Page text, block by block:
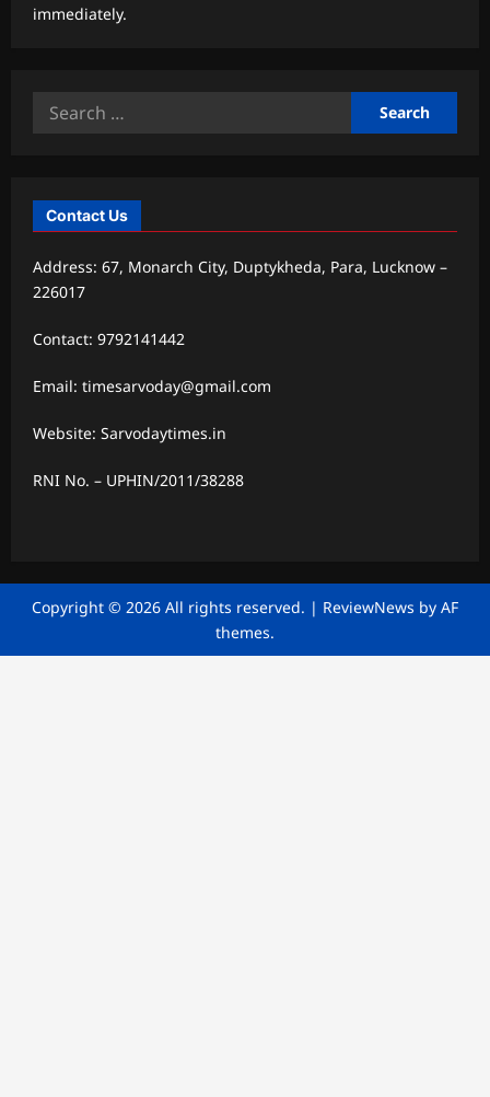
immediately.
Search
Contact Us
Address: 67, Monarch City, Duptykheda, Para, Lucknow –
226017
Contact: 9792141442
Email: timesarvoday@gmail.com
Website: Sarvodaytimes.in
RNI No. – UPHIN/2011/38288
Copyright © 2026 All rights reserved. | ReviewNews by AF
themes.